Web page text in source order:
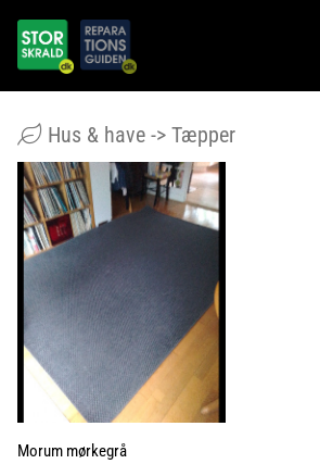
Hus & have -> Tæpper
Morum mørkegrå